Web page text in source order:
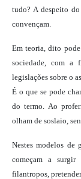
tudo? A despeito
convençam.
Em teoria, dito pode
sociedade, com a
legislações sobre o
É o que se pode
do termo. Ao
olham de soslaio,
Nestes modelos de
começam a surgir
filantropos,